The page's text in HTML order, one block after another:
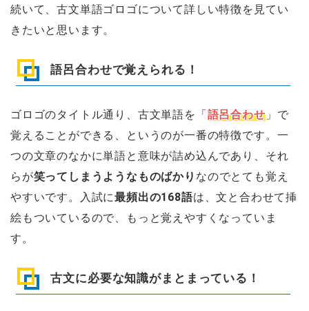
続いて、古文単語ゴロゴについて詳しい特徴を見てい
きたいと思います。
語呂合わせで覚えられる！
ゴロゴのタイトル通り、古文単語を「 語呂合わせ」で
覚えることができる、というのが一番の特徴です。一
つの文章のなかに単語と意味が詰め込んであり、それ
らが笑ってしまうようなものばかり なのでとても覚え
やすいです。入試に最頻出の168語は、文と合わせて挿
絵もついているので、もっと覚えやすくなっていま
す。
古文に必要な知識がまとまっている！